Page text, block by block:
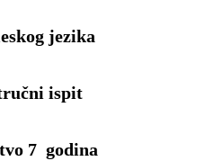
jezika
ispit
7 godina